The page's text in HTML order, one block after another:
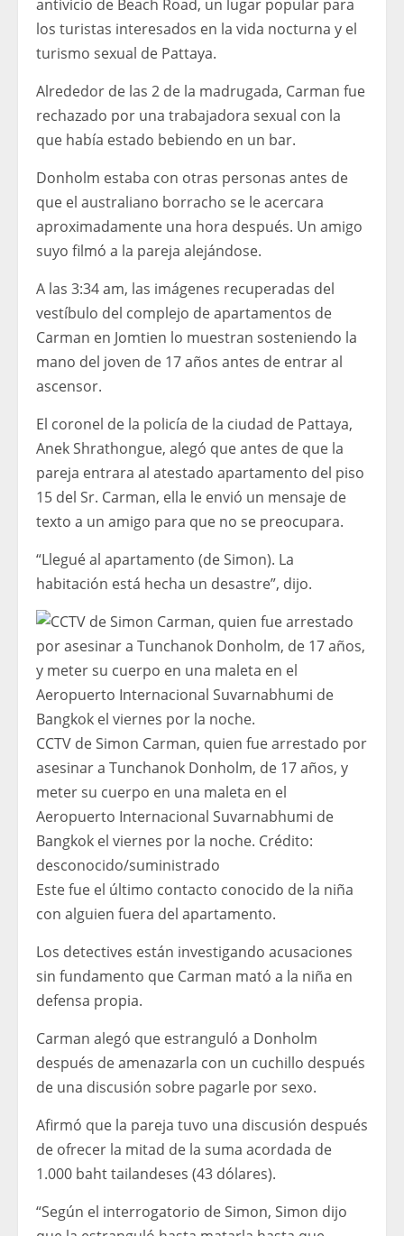
antivicio de Beach Road, un lugar popular para
los turistas interesados ​​en la vida nocturna y el
turismo sexual de Pattaya.
Alrededor de las 2 de la madrugada, Carman fue
rechazado por una trabajadora sexual con la
que había estado bebiendo en un bar.
Donholm estaba con otras personas antes de
que el australiano borracho se le acercara
aproximadamente una hora después. Un amigo
suyo filmó a la pareja alejándose.
A las 3:34 am, las imágenes recuperadas del
vestíbulo del complejo de apartamentos de
Carman en Jomtien lo muestran sosteniendo la
mano del joven de 17 años antes de entrar al
ascensor.
El coronel de la policía de la ciudad de Pattaya,
Anek Shrathongue, alegó que antes de que la
pareja entrara al atestado apartamento del piso
15 del Sr. Carman, ella le envió un mensaje de
texto a un amigo para que no se preocupara.
“Llegué al apartamento (de Simon). La
habitación está hecha un desastre”, dijo.
CCTV de Simon Carman, quien fue arrestado por
asesinar a Tunchanok Donholm, de 17 años, y
meter su cuerpo en una maleta en el
Aeropuerto Internacional Suvarnabhumi de
Bangkok el viernes por la noche. Crédito:
desconocido/suministrado
Este fue el último contacto conocido de la niña
con alguien fuera del apartamento.
Los detectives están investigando acusaciones
sin fundamento que Carman mató a la niña en
defensa propia.
Carman alegó que estranguló a Donholm
después de amenazarla con un cuchillo después
de una discusión sobre pagarle por sexo.
Afirmó que la pareja tuvo una discusión después
de ofrecer la mitad de la suma acordada de
1.000 baht tailandeses (43 dólares).
“Según el interrogatorio de Simon, Simon dijo